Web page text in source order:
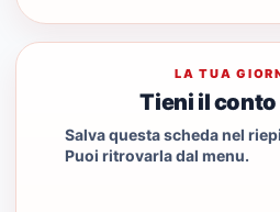
LA TUA
Tieni il
Salva questa scheda nel
Puoi ritrovarla dal menu.